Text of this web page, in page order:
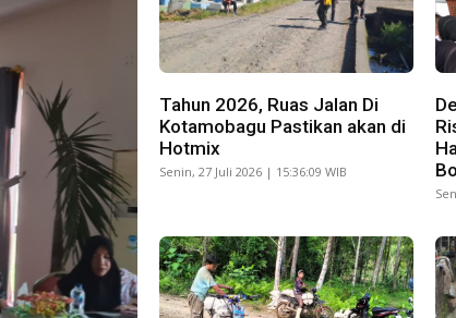
Tahun 2026, Ruas Jalan Di
Kotamobagu Pastikan akan di
Hotmix
Senin, 27 Juli 2026 | 15:36:09 WIB